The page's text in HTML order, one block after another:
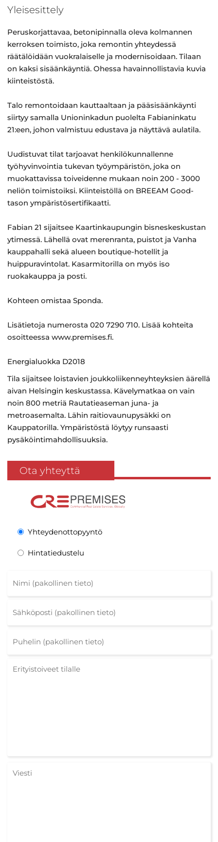
Yleisesittely
Peruskorjattavaa, betonipinnalla oleva kolmannen
kerroksen toimisto, joka remontin yhteydessä
räätälöidään vuokralaiselle ja modernisoidaan. Tilaan
on kaksi sisäänkäyntiä. Ohessa havainnollistavia kuvia
kiinteistöstä.
Talo remontoidaan kauttaaltaan ja pääsisäänkäynti
siirtyy samalla Unioninkadun puolelta Fabianinkatu
21:een, johon valmistuu edustava ja näyttävä aulatila.
Uudistuvat tilat tarjoavat henkilökunnallenne
työhyvinvointia tukevan työympäristön, joka on
muokattavissa toiveidenne mukaan noin 200 - 3000
neliön toimistoiksi. Kiinteistöllä on BREEAM Good-
tason ympäristösertifikaatti.
Fabian 21 sijaitsee Kaartinkaupungin bisneskeskustan
ytimessä. Lähellä ovat merenranta, puistot ja Vanha
kauppahalli sekä alueen boutique-hotellit ja
huippuravintolat. Kasarmitorilla on myös iso
ruokakauppa ja posti.
Kohteen omistaa Sponda.
Lisätietoja numerosta 020 7290 710. Lisää kohteita
osoitteessa www.premises.fi.
Energialuokka D2018
Tila sijaitsee loistavien joukkoliikenneyhteyksien äärellä
aivan Helsingin keskustassa. Kävelymatkaa on vain
noin 800 metriä Rautatieaseman juna- ja
metroasemalta. Lähin raitiovaunupysäkki on
Kauppatorilla. Ympäristöstä löytyy runsaasti
pysäköintimahdollisuuksia.
Ota yhteyttä
Yhteydenottopyyntö
Hintatiedustelu